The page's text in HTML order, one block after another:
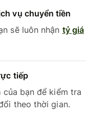
vụ chuyển tiền
sẽ luôn nhận tỷ giá
tiếp
bạn để kiểm tra
theo thời gian.